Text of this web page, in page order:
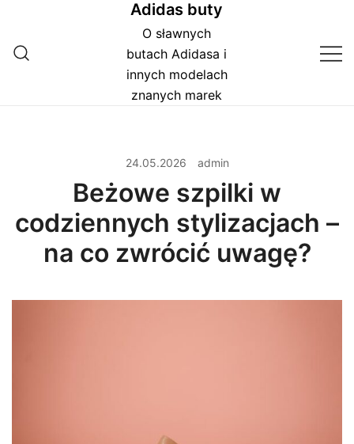
treści
Adidas buty
O sławnych
butach Adidasa i
innych modelach
znanych marek
24.05.2026 admin
Beżowe szpilki w
codziennych stylizacjach –
na co zwrócić uwagę?